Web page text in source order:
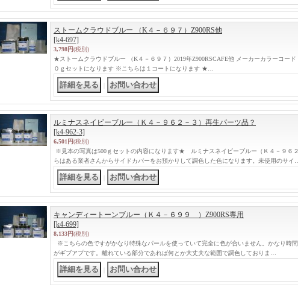
ストームクラウドブルー （K４－６９７）Z900RS他
[k4-697]
3,798円(税別)
★ストームクラウドブルー （K４－６９７）2019年Z900RSCAFE他 メーカーカラーコ
０ｇセットになります ※こちらは１コートになります ★…
ルミナスネイビーブルー（Ｋ４－９６２－３）再生パーツ品？
[k4-962-3]
6,501円(税別)
※見本の写真は500ｇセットの内容になります★ ルミナスネイビーブルー（Ｋ４－９６
らはある業者さんからサイドカバーをお預かりして調色した色になります。未使用のサイ…
キャンディートーンブルー（Ｋ４－６９９ ）Z900RS専用
[k4-699]
8,133円(税別)
※こちらの色ですがかなり特殊なパールを使っていて完全に色が合いません。かなり時
がギブアプです。離れている部分であれば何とか大丈夫な範囲で調色しておりま…